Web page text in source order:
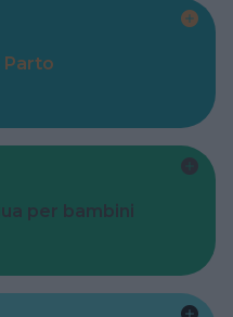
Parto
per bambini